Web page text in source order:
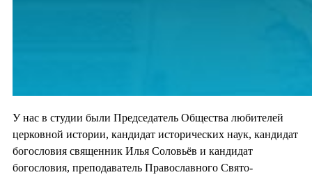
У нас в студии были Председатель Общества любителей
церковной истории, кандидат исторических наук, кандидат
богословия священник Илья Соловьёв и кандидат
богословия, преподаватель Православного Свято-